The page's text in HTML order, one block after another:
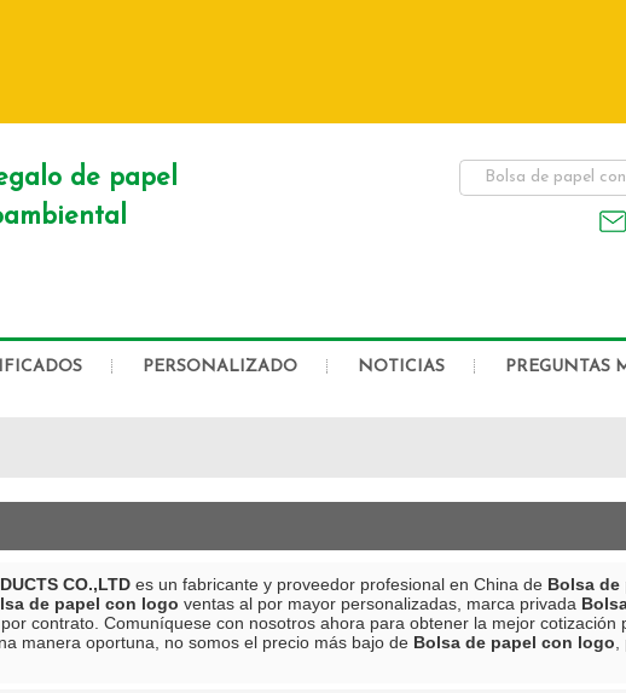
de papel
PERSONALIZADO NOTICIAS PREGUNTAS
CO.,LTD es un fabricante y proveedor profesional en China de Bolsa de
de papel con logo ventas al por mayor personalizadas, marca privada
contrato. Comuníquese con nosotros ahora para obtener la mejor cotización
manera oportuna, no somos el precio más bajo de Bolsa de papel con logo